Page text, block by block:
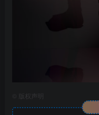
版权声明